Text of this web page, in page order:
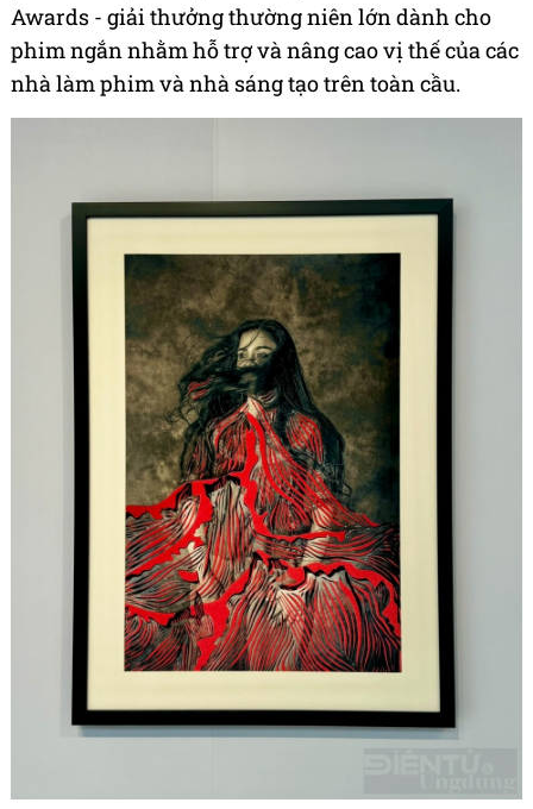
Awards - giải thưởng thường niên lớn dành cho
phim ngắn nhằm hỗ trợ và nâng cao vị thế của các
nhà làm phim và nhà sáng tạo trên toàn cầu.